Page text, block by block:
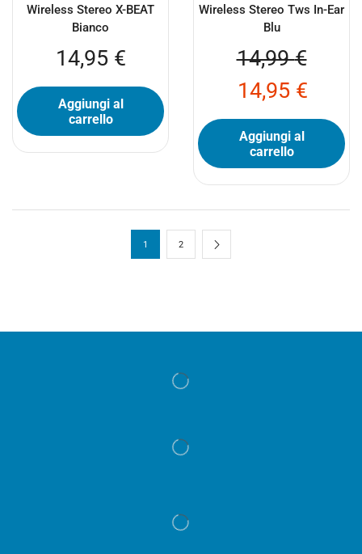
Wireless Stereo X-BEAT
Bianco
14,95 €
Aggiungi al
carrello
Wireless Stereo Tws In-Ear
Blu
14,99€
14,95 €
Aggiungi al
carrello
1 2